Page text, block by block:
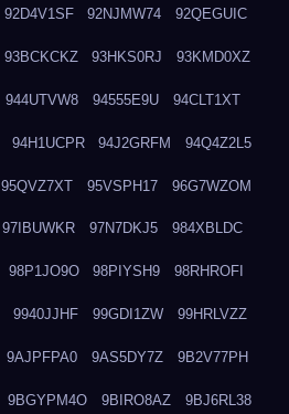
92D4V1SF 92NJMW74 92QEGUIC
93BCKCKZ 93HKS0RJ 93KMD0XZ
944UTVW8 94555E9U 94CLT1XT
94H1UCPR 94J2GRFM 94Q4Z2L5
95QVZ7XT 95VSPH17 96G7WZOM
97IBUWKR 97N7DKJ5 984XBLDC
98P1JO9O 98PIYSH9 98RHROFI
9940JJHF 99GDI1ZW 99HRLVZZ
9AJPFPA0 9AS5DY7Z 9B2V77PH
9BGYPM4O 9BIRO8AZ 9BJ6RL38